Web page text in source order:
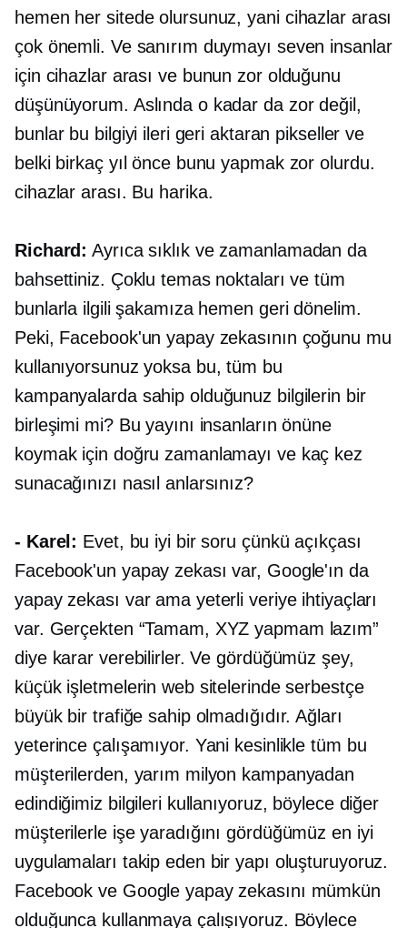
hemen her sitede olursunuz, yani cihazlar arası
çok önemli. Ve sanırım duymayı seven insanlar
için cihazlar arası ve bunun zor olduğunu
düşünüyorum. Aslında o kadar da zor değil,
bunlar bu bilgiyi ileri geri aktaran pikseller ve
belki birkaç yıl önce bunu yapmak zor olurdu.
cihazlar arası. Bu harika.
Richard: Ayrıca sıklık ve zamanlamadan da
bahsettiniz. Çoklu temas noktaları ve tüm
bunlarla ilgili şakamıza hemen geri dönelim.
Peki, Facebook'un yapay zekasının çoğunu mu
kullanıyorsunuz yoksa bu, tüm bu
kampanyalarda sahip olduğunuz bilgilerin bir
birleşimi mi? Bu yayını insanların önüne
koymak için doğru zamanlamayı ve kaç kez
sunacağınızı nasıl anlarsınız?
- Karel: Evet, bu iyi bir soru çünkü açıkçası
Facebook'un yapay zekası var, Google'ın da
yapay zekası var ama yeterli veriye ihtiyaçları
var. Gerçekten “Tamam, XYZ yapmam lazım”
diye karar verebilirler. Ve gördüğümüz şey,
küçük işletmelerin web sitelerinde serbestçe
büyük bir trafiğe sahip olmadığıdır. Ağları
yeterince çalışamıyor. Yani kesinlikle tüm bu
müşterilerden, yarım milyon kampanyadan
edindiğimiz bilgileri kullanıyoruz, böylece diğer
müşterilerle işe yaradığını gördüğümüz en iyi
uygulamaları takip eden bir yapı oluşturuyoruz.
Facebook ve Google yapay zekasını mümkün
olduğunca kullanmaya çalışıyoruz. Böylece